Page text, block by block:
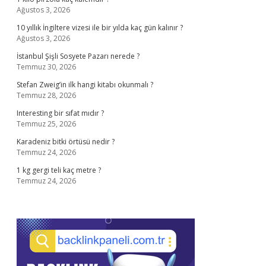
Ağustos 3, 2026
10 yıllık İngiltere vizesi ile bir yılda kaç gün kalınır ?
Ağustos 3, 2026
İstanbul Şişli Sosyete Pazarı nerede ?
Temmuz 30, 2026
Stefan Zweig’in ilk hangi kitabı okunmalı ?
Temmuz 28, 2026
Interesting bir sıfat mıdır ?
Temmuz 25, 2026
Karadeniz bitki örtüsü nedir ?
Temmuz 24, 2026
1 kg gergi teli kaç metre ?
Temmuz 24, 2026